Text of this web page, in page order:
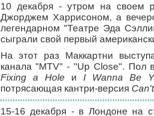
10 декабря - утром на своем
Джорджем Харрисоном, а
легендарном "Театре Эда
сыграли свой первый
На этот раз Маккартни
канала "MTV" - "Up Close". Пол
Fixing a Hole и I Wanna Be
потрясающая кантри-версия
15-16 декабря - в Лондоне на